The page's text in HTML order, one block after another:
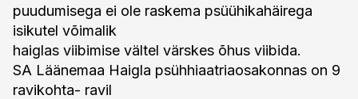
puudumisega ei ole raskema psüühikahäirega
isikutel võimalik
haiglas viibimise vältel värskes õhus viibida.
SA Läänemaa Haigla psühhiaatriaosakonnas on 9
ravikohta- ravil